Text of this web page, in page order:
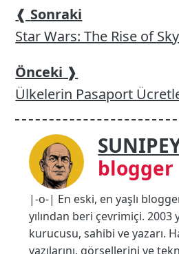
❰ Sonraki
Star Wars: The Rise of
Önceki ❱
Ülkelerin Pasaport
blogger
|-o-| En eski, en yaşlı
yılından beri çevrimiçi. 2003
kurucusu, sahibi ve yazarı.
yazılarını, görsellerini ve